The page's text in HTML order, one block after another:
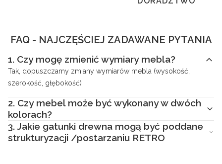
FAQ - NAJCZĘŚCIEJ ZADAWANE PYTANIA
1. Czy mogę zmienić wymiary mebla?
Tak, dopuszczamy zmiany wymiarów mebla (wysokość,
szerokość, głębokość)
2. Czy mebel może być wykonany w dwóch
kolorach?
3.Jakie gatunki drewna mogą być poddane
strukturyzacji /postarzaniu RETRO